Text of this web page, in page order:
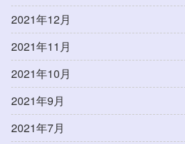
2021年12月
2021年11月
2021年10月
2021年9月
2021年7月